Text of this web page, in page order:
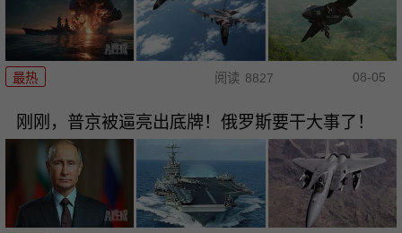
最热 阅读 8827 08-05
刚刚，普京被逼亮出底牌！俄罗斯要干大事了！